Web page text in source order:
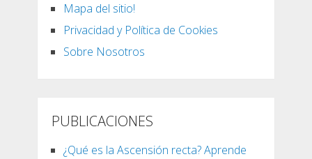
Mapa del sitio!
Privacidad y Política de Cookies
Sobre Nosotros
PUBLICACIONES
¿Qué es la Ascensión recta? Aprende